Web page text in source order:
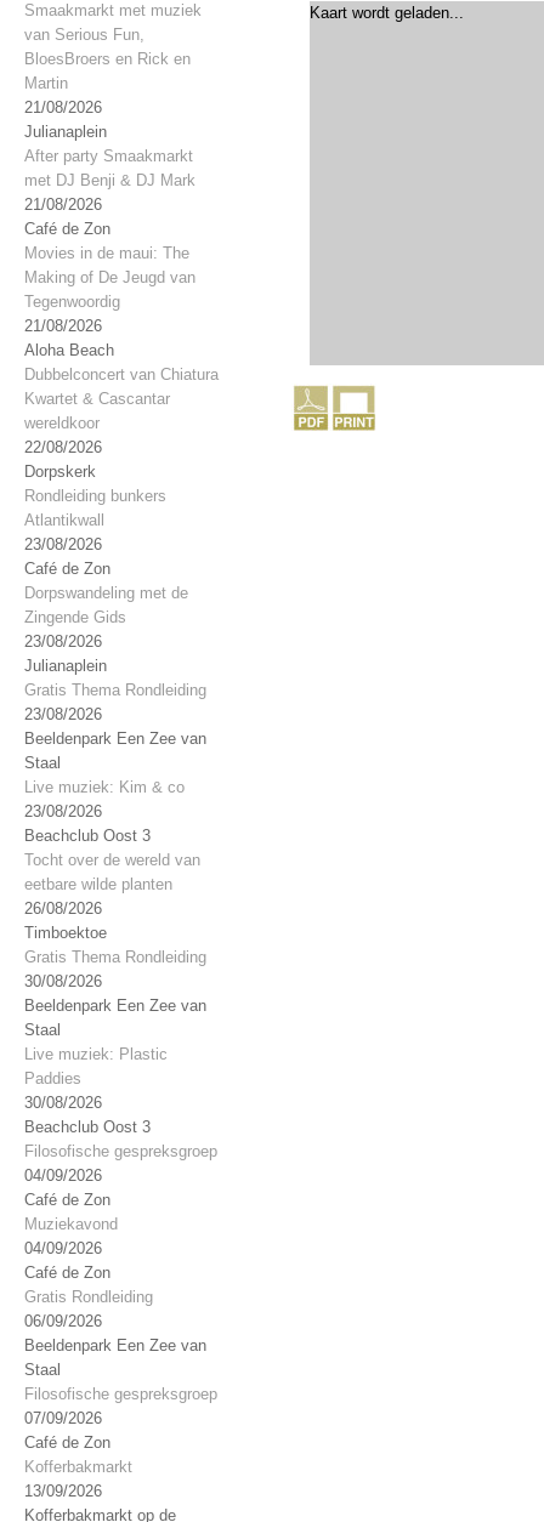
Smaakmarkt met muziek
van Serious Fun,
BloesBroers en Rick en
Martin
21/08/2026
Julianaplein
After party Smaakmarkt
met DJ Benji & DJ Mark
21/08/2026
Café de Zon
Movies in de maui: The
Making of De Jeugd van
Tegenwoordig
21/08/2026
Aloha Beach
Dubbelconcert van Chiatura
Kwartet & Cascantar
wereldkoor
22/08/2026
Dorpskerk
Rondleiding bunkers
Atlantikwall
23/08/2026
Café de Zon
Dorpswandeling met de
Zingende Gids
23/08/2026
Julianaplein
Gratis Thema Rondleiding
23/08/2026
Beeldenpark Een Zee van
Staal
Live muziek: Kim & co
23/08/2026
Beachclub Oost 3
Tocht over de wereld van
eetbare wilde planten
26/08/2026
Timboektoe
Gratis Thema Rondleiding
30/08/2026
Beeldenpark Een Zee van
Staal
Live muziek: Plastic
Paddies
30/08/2026
Beachclub Oost 3
Filosofische gespreksgroep
04/09/2026
Café de Zon
Muziekavond
04/09/2026
Café de Zon
Gratis Rondleiding
06/09/2026
Beeldenpark Een Zee van
Staal
Filosofische gespreksgroep
07/09/2026
Café de Zon
Kofferbakmarkt
13/09/2026
Kofferbakmarkt op de
Kaart wordt geladen...